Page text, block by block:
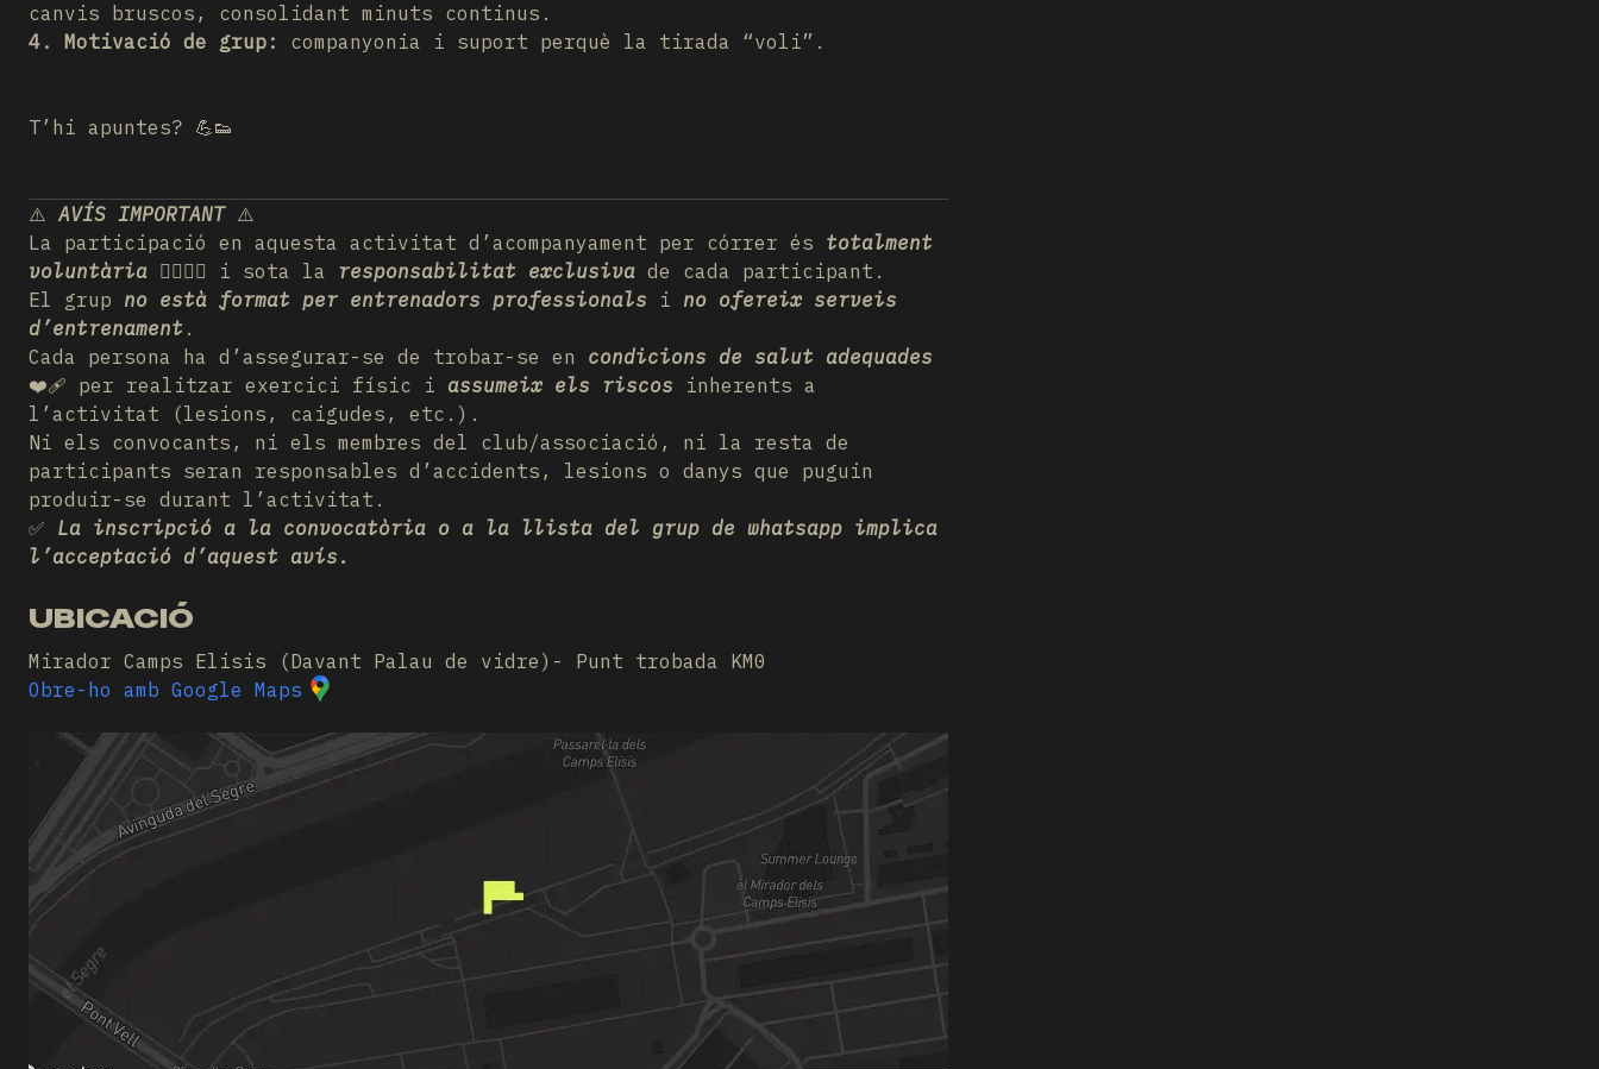
canvis bruscos, consolidant minuts continus.
4. Motivació de grup:
companyonia i suport perquè la tirada “voli”.
T’hi apuntes? 💪👟
⚠️ AVÍS IMPORTANT⚠️
La participació en aquesta activitat d’acompanyament per córrer és totalment
voluntària 🏃‍♂️🏃‍♀️ i sota la responsabilitat exclusiva de cada participant.
El grup no està format per entrenadors professionals i no ofereix serveis
d’entrenament .
Cada persona ha d’assegurar-se de trobar-se en condicions de salut adequades
❤️‍🩹 per realitzar exercici físic i assumeix els riscos inherents a
l’activitat (lesions, caigudes, etc.).
Ni els convocants, ni els membres del club/associació, ni la resta de
participants seran responsables d’accidents, lesions o danys que puguin
produir-se durant l’activitat.
✅ La inscripció a la convocatòria o a la llista del grup de whatsapp implica
l’acceptació d’aquest avís.
UBICACIÓ
Mirador Camps Elisis (Davant Palau de vidre)- Punt trobada KM0
Obre-ho amb Google Maps